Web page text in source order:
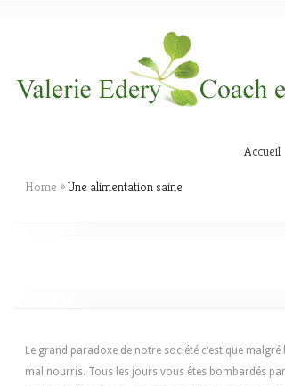
Accueil
Home »Une alimentation saine
Le grand paradoxe de notre société c’est que
mal nourris. Tous les jours vous êtes bombardés